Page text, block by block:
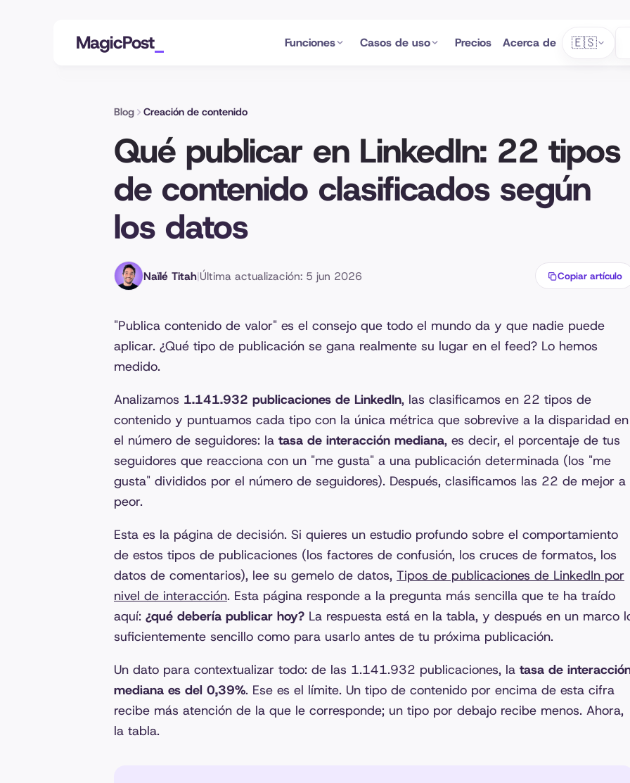
MagicPost Funciones Casos de uso Precios Acerca de 🇪🇸
Blog Creación de contenido
Qué publicar en LinkedIn: 22 tipos
de contenido clasificados según
los datos
Naïlé Titah|Última actualización: 5 jun 2026 Copiar artículo
"Publica contenido de valor" es el consejo que todo el mundo da y que nadie puede
aplicar. ¿Qué tipo de publicación se gana realmente su lugar en el feed? Lo hemos
medido.
Analizamos 1.141.932 publicaciones de LinkedIn, las clasificamos en 22 tipos de
contenido y puntuamos cada tipo con la única métrica que sobrevive a la disparidad en
el número de seguidores: la tasa de interacción mediana, es decir, el porcentaje de tus
seguidores que reacciona con un "me gusta" a una publicación determinada (los "me
gusta" divididos por el número de seguidores). Después, clasificamos las 22 de mejor a
peor.
Esta es la página de decisión. Si quieres un estudio profundo sobre el comportamiento
de estos tipos de publicaciones (los factores de confusión, los cruces de formatos, los
datos de comentarios), lee su gemelo de datos, Tipos de publicaciones de LinkedIn por
nivel de interacción. Esta página responde a la pregunta más sencilla que te ha traído
aquí: ¿qué debería publicar hoy? La respuesta está en la tabla, y después en un marco
suficientemente sencillo como para usarlo antes de tu próxima publicación.
Un dato para contextualizar todo: de las 1.141.932 publicaciones, la tasa de
mediana es del 0,39%. Ese es el límite. Un tipo de contenido por encima de esta cifra
recibe más atención de la que le corresponde; un tipo por debajo recibe menos. Ahora,
la tabla.